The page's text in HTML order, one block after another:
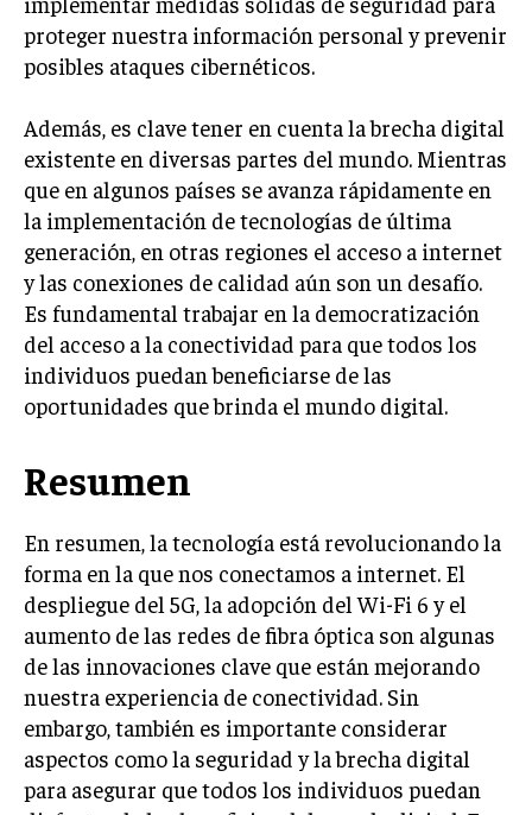
proteger nuestra información personal y prevenir
posibles ataques cibernéticos.
Además, es clave tener en cuenta la brecha digital
existente en diversas partes del mundo. Mientras
que en algunos países se avanza rápidamente en
la implementación de tecnologías de última
generación, en otras regiones el acceso a internet
y las conexiones de calidad aún son un desafío.
Es fundamental trabajar en la democratización
del acceso a la conectividad para que todos los
individuos puedan beneficiarse de las
oportunidades que brinda el mundo digital.
Resumen
En resumen, la tecnología está revolucionando la
forma en la que nos conectamos a internet. El
despliegue del 5G, la adopción del Wi-Fi 6 y el
aumento de las redes de fibra óptica son algunas
de las innovaciones clave que están mejorando
nuestra experiencia de conectividad. Sin
embargo, también es importante considerar
aspectos como la seguridad y la brecha digital
para asegurar que todos los individuos puedan